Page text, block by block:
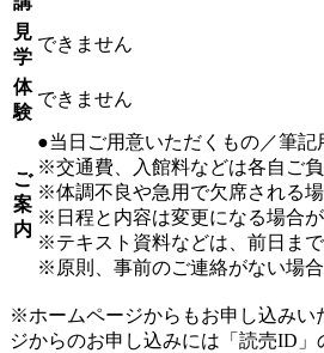
見
学
できません
体
験
できません
ご
案
内
●当日ご用意いただくもの／筆
※交通費、入館料などは各自ご負
※体調不良や急用で欠席される
※日程と内容は変更になる場合が
※テキスト資料などは、前日まで
※原則、事前のご連絡がない場
※ホームページからもお申し込みい
ジからのお申し込みには「読売ID